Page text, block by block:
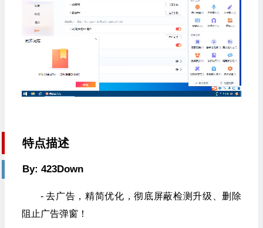
特点描述
By: 423Down
- 去广告，精简优化，彻底屏蔽检测升级、删除
阻止广告弹窗！